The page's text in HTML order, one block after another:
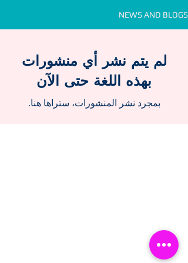
NEWS AND BLOGS
لم يتم نشر أي منشورات
بهذه اللغة حتى الآن
بمجرد نشر المنشورات، ستراها هنا.